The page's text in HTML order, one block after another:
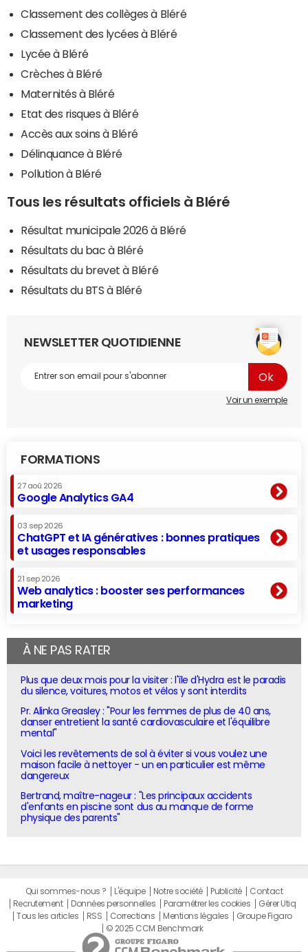
Classement des collèges à Bléré
Classement des lycées à Bléré
Lycée à Bléré
Crèches à Bléré
Maternités à Bléré
Etat des risques à Bléré
Accès aux soins à Bléré
Délinquance à Bléré
Pollution à Bléré
Tous les résultats officiels à Bléré
Résultat municipale 2026 à Bléré
Résultats du bac à Bléré
Résultats du brevet à Bléré
Résultats du BTS à Bléré
NEWSLETTER QUOTIDIENNE
Voir un exemple
FORMATIONS
27 aoû 2026
Google Analytics GA4
03 sep 2026
ChatGPT et IA génératives : bonnes pratiques
et usages responsables
21 sep 2026
Web analytics : booster ses performances
marketing
À NE PAS RATER
Plus que deux mois pour la visiter : l'île d'Hydra est le paradis
du silence, voitures, motos et vélos y sont interdits
Pr. Alinka Greasley : "Pour les femmes de plus de 40 ans,
danser entretient la santé cardiovasculaire et l'équilibre
mental"
Voici les revêtements de sol à éviter si vous voulez une
maison facile à nettoyer - un en particulier est même
dangereux
Bertrand, maître-nageur : "Les principaux accidents
d'enfants en piscine sont dus au manque de forme
physique des parents"
Qui sommes-nous ? L'équipe Notre société Publicité
Contact
Recrutement
Données personnelles Paramétrer les cookies
Gérer Utiq
Tous les articles
RSS Corrections Mentions légales
Groupe Figaro
© 2025 CCM Benchmark